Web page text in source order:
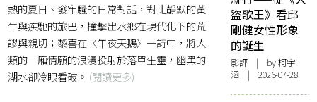
熱的夏日、發牢騷的日常對話，對比靜默的黃
牛與疾馳的旅巴，撞擊出水鄉在現代化下的荒
謬與親切；黎喜在〈午夜天鵝〉一詩中，將人
類的一廂情願的浪漫投射於落單生靈，幽黑的
湖水卻冷眼看破。 (閱讀更多)
盜歌王》看邱
剛健女性形象
的誕生
影評 | by 柯宇
涵 | 2026-07-28